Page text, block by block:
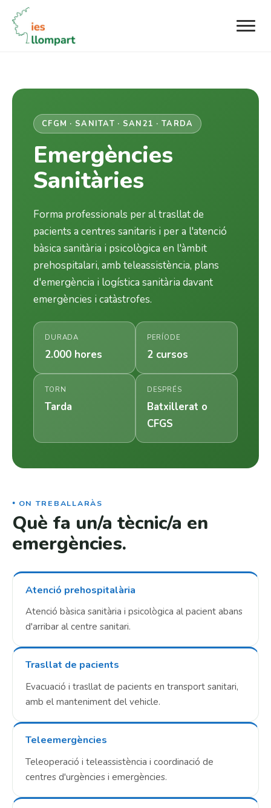
CFGM · SANITAT · SAN21 · TARDA
Emergències
Sanitàries
Forma professionals per al trasllat de
pacients a centres sanitaris i per a l'atenció
bàsica sanitària i psicològica en l'àmbit
prehospitalari, amb teleassistència, plans
d'emergència i logística sanitària davant
emergències i catàstrofes.
DURADA
2.000 hores
PERÍODE
2 cursos
TORN
Tarda
DESPRÉS
Batxillerat o
CFGS
ON TREBALLARÀS
Què fa un/a tècnic/a en
emergències.
Atenció prehospitalària
Atenció bàsica sanitària i psicològica al pacient abans
d'arribar al centre sanitari.
Trasllat de pacients
Evacuació i trasllat de pacients en transport sanitari,
amb el manteniment del vehicle.
Teleemergències
Teleoperació i teleassistència i coordinació de
centres d'urgències i emergències.